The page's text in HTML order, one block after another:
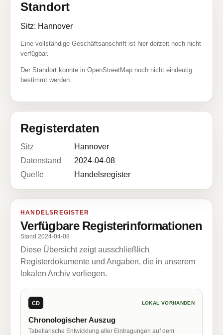
Standort
Sitz: Hannover
Eine vollständige Geschäftsanschrift ist hier derzeit noch nicht
verfügbar.
Der Standort konnte in OpenStreetMap noch nicht eindeutig
bestimmt werden.
Registerdaten
Sitz
Hannover
Datenstand
2024-04-08
Quelle
Handelsregister
HANDELSREGISTER
Verfügbare Registerinformationen
Stand 2024-04-08
Diese Übersicht zeigt ausschließlich
Registerdokumente und Angaben, die in unserem
lokalen Archiv vorliegen.
CD LOKAL VORHANDEN
Chronologischer Auszug
Tabellarische Entwicklung aller Eintragungen auf dem